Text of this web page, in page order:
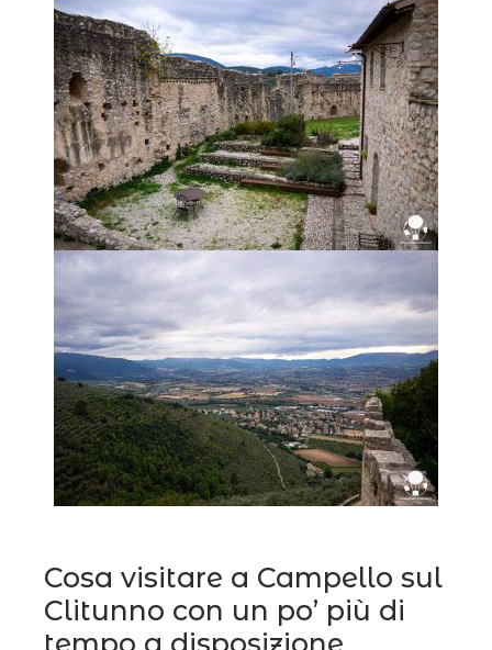
Cosa visitare a Campello sul
Clitunno con un po’ più di
tempo a disposizione